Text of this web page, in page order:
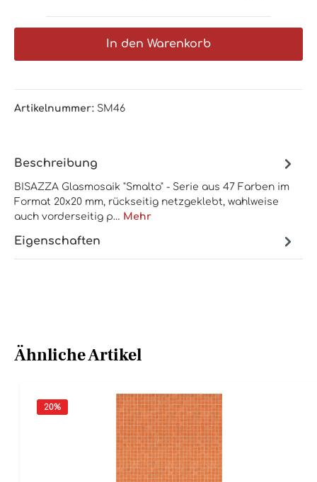
In den Warenkorb
Artikelnummer: SM46
Beschreibung
BISAZZA Glasmosaik "Smalto" - Serie aus 47 Farben im
Format 20x20 mm, rückseitig netzgeklebt, wahlweise
auch vorderseitig p… Mehr
Eigenschaften
Ähnliche Artikel
20%